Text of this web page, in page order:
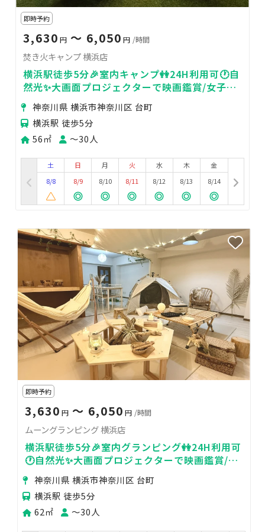
即時予約
3,630 円 〜 6,050 円 /時間
焚き火キャンプ 横浜店
横浜駅徒歩5分🎉室内キャンプ👭24H利用可🕐自
然光✨大画面プロジェクターで映画鑑賞/女子会/
イベント/デート/打ち上げ
神奈川県 横浜市神奈川区 台町
横浜駅 徒歩5分
56㎡
〜30人
土
8/8
日
8/9
月
8/10
火
8/11
水
8/12
木
8/13
金
8/14
即時予約
3,630 円〜 6,050 円 /時間
ムーングランピング 横浜店
横浜駅徒歩5分🎉室内グランピング👭24H利用可
🕐自然光✨大画面プロジェクターで映画鑑賞/女
子会/イベント/デート/打ち上げ
神奈川県 横浜市神奈川区 台町
横浜駅 徒歩5分
62㎡
〜30人